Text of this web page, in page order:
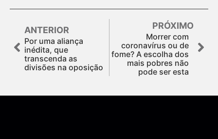
ANTERIOR
Por uma aliança
inédita, que
transcenda as
divisões na oposição
PRÓXIMO
Morrer com
coronavírus ou de
fome? A escolha dos
mais pobres não
pode ser esta